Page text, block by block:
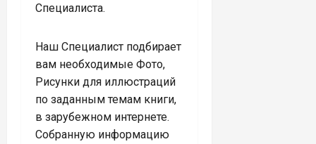
Специалиста.
Наш Специалист подбирает
вам необходимые Фото,
Рисунки для иллюстраций
по заданным темам книги,
в зарубежном интернете.
Собранную информацию